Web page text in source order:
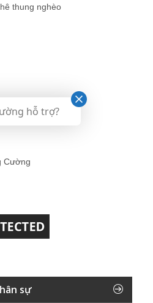
thung nghèo
Cường
sự
hỗ trợ?